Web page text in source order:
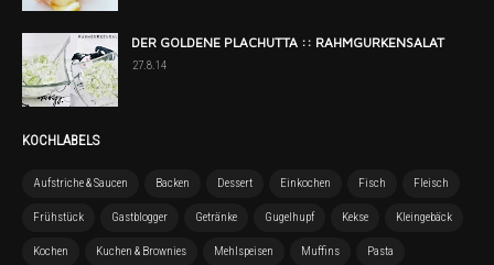
DER GOLDENE PLACHUTTA :: RAHMGURKENSALAT
27.8.14
KOCHLABELS
Aufstriche & Saucen Backen Dessert Einkochen Fisch Fleisch
Frühstück Gastblogger Getränke Gugelhupf Kekse Kleingebäck
Kochen Kuchen & Brownies Mehlspeisen Muffins Pasta